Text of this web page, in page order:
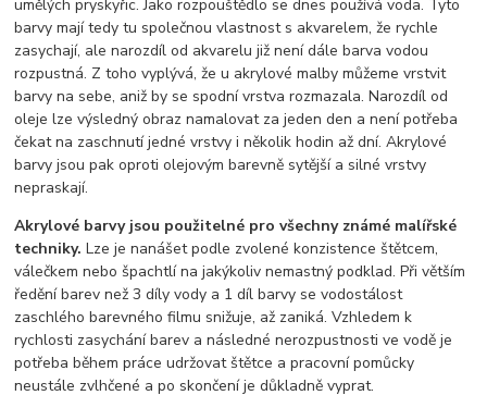
umělých pryskyřic. Jako rozpouštědlo se dnes používá voda. Tyto
barvy mají tedy tu společnou vlastnost s akvarelem, že rychle
zasychají, ale narozdíl od akvarelu již není dále barva vodou
rozpustná. Z toho vyplývá, že u akrylové malby můžeme vrstvit
barvy na sebe, aniž by se spodní vrstva rozmazala. Narozdíl od
oleje lze výsledný obraz namalovat za jeden den a není potřeba
čekat na zaschnutí jedné vrstvy i několik hodin až dní. Akrylové
barvy jsou pak oproti olejovým barevně sytější a silné vrstvy
nepraskají.
Akrylové barvy jsou použitelné pro všechny známé malířské
techniky. Lze je nanášet podle zvolené konzistence štětcem,
válečkem nebo špachtlí na jakýkoliv nemastný podklad. Při větším
ředění barev než 3 díly vody a 1 díl barvy se vodostálost
zaschlého barevného filmu snižuje, až zaniká. Vzhledem k
rychlosti zasychání barev a následné nerozpustnosti ve vodě je
potřeba během práce udržovat štětce a pracovní pomůcky
neustále zvlhčené a po skončení je důkladně vyprat.